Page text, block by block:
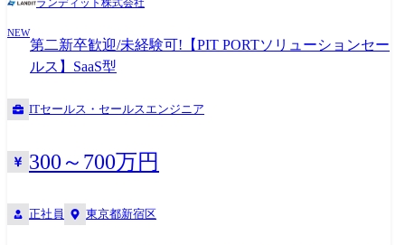
設・工事業者にも高い需要があることがわかり『AIMO』というブランド
から建設現場向け『AIMO Constraction』、物流業の現場運営者向け
『AIMO Industrial』、不動産管理: 不動産管理会社向け『AIMO Real
ソリューションを、さらに多くの業界に展開し、事業の成長を加速させ
ジニア(PoC開発/推進リード)を募集します。 特に、事業会社でビジネス
サイドと連携しながら、0→1のプロダクト立ち上げにおけるPoC(概念実
急速成長していきたい方、フラットな組織で社会インフラを作り上げる
ランディット株式会社
NEW
第二新卒歓迎/未経験可!【PIT PORTソリューションセー
ルス】SaaS型
ITセールス・セールスエンジニア
300～700万円
正社員 東京都新宿区